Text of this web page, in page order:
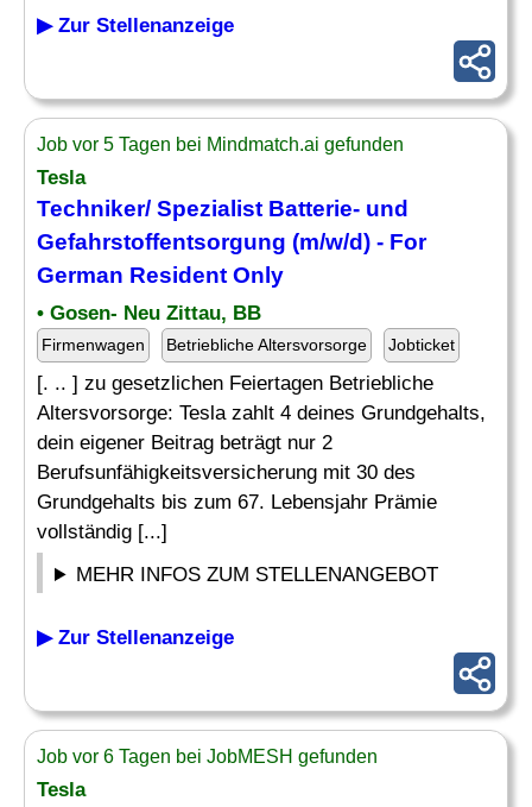
▶ Zur Stellenanzeige
Job vor 5 Tagen bei Mindmatch.ai gefunden
Tesla
Techniker/ Spezialist Batterie- und
Gefahrstoffentsorgung (m/w/d) - For
German Resident Only
• Gosen- Neu Zittau, BB
Firmenwagen Betriebliche Altersvorsorge Jobticket
[. .. ] zu gesetzlichen Feiertagen Betriebliche
Altersvorsorge: Tesla zahlt 4 deines Grundgehalts,
dein eigener Beitrag beträgt nur 2
Berufsunfähigkeitsversicherung mit 30 des
Grundgehalts bis zum 67. Lebensjahr Prämie
vollständig [...]
MEHR INFOS ZUM STELLENANGEBOT
▶ Zur Stellenanzeige
Job vor 6 Tagen bei JobMESH gefunden
Tesla